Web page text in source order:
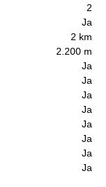
2
Ja
2 km
2.200 m
Ja
Ja
Ja
Ja
Ja
Ja
Ja
Ja